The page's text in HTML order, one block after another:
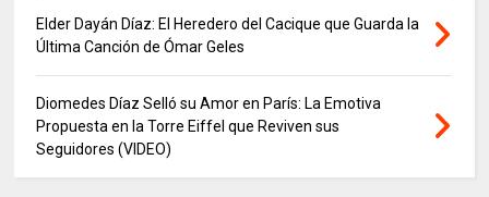
Elder Dayán Díaz: El Heredero del Cacique que Guarda la
Última Canción de Ómar Geles
Diomedes Díaz Selló su Amor en París: La Emotiva
Propuesta en la Torre Eiffel que Reviven sus
Seguidores (VIDEO)